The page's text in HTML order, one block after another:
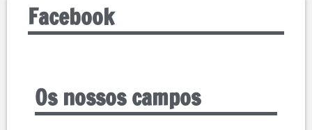
Facebook
Os nossos campos